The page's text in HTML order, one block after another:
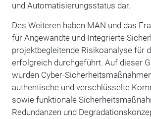
und Automatisierungsstatus dar.
Des Weiteren haben MAN und das
für Angewandte und Inte­grierte
projektbegleitende Risikoanalyse für
erfolgreich durchgeführt. Auf dieser
wurden Cyber-
authentische und verschlüsselte
sowie funktionale
Redundanzen und